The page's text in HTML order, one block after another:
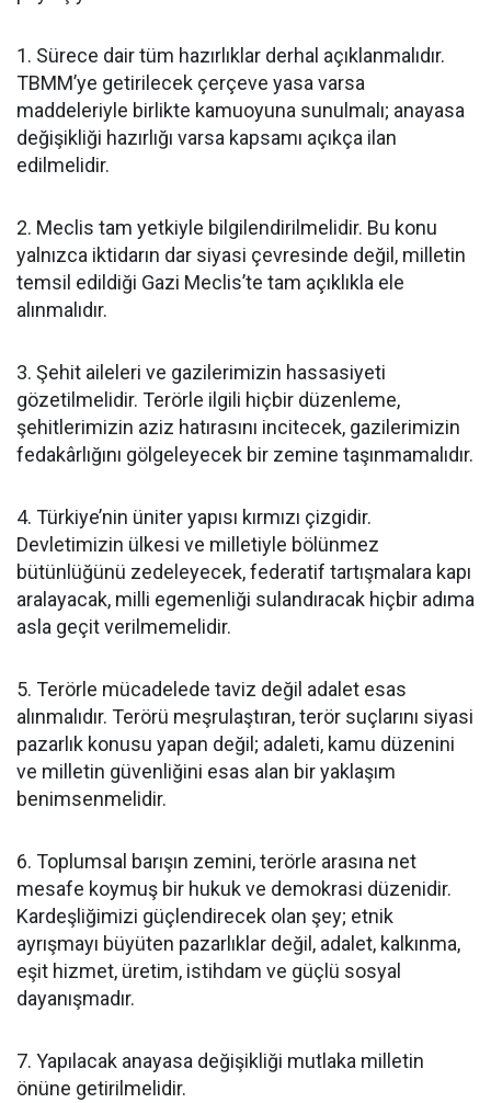
1. Sürece dair tüm hazırlıklar derhal açıklanmalıdır.
TBMM’ye getirilecek çerçeve yasa varsa
maddeleriyle birlikte kamuoyuna sunulmalı; anayasa
değişikliği hazırlığı varsa kapsamı açıkça ilan
edilmelidir.
2. Meclis tam yetkiyle bilgilendirilmelidir. Bu konu
yalnızca iktidarın dar siyasi çevresinde değil, milletin
temsil edildiği Gazi Meclis’te tam açıklıkla ele
alınmalıdır.
3. Şehit aileleri ve gazilerimizin hassasiyeti
gözetilmelidir. Terörle ilgili hiçbir düzenleme,
şehitlerimizin aziz hatırasını incitecek, gazilerimizin
fedakârlığını gölgeleyecek bir zemine taşınmamalıdır.
4. Türkiye’nin üniter yapısı kırmızı çizgidir.
Devletimizin ülkesi ve milletiyle bölünmez
bütünlüğünü zedeleyecek, federatif tartışmalara kapı
aralayacak, milli egemenliği sulandıracak hiçbir adıma
asla geçit verilmemelidir.
5. Terörle mücadelede taviz değil adalet esas
alınmalıdır. Terörü meşrulaştıran, terör suçlarını siyasi
pazarlık konusu yapan değil; adaleti, kamu düzenini
ve milletin güvenliğini esas alan bir yaklaşım
benimsenmelidir.
6. Toplumsal barışın zemini, terörle arasına net
mesafe koymuş bir hukuk ve demokrasi düzenidir.
Kardeşliğimizi güçlendirecek olan şey; etnik
ayrışmayı büyüten pazarlıklar değil, adalet, kalkınma,
eşit hizmet, üretim, istihdam ve güçlü sosyal
dayanışmadır.
7. Yapılacak anayasa değişikliği mutlaka milletin
önüne getirilmelidir.